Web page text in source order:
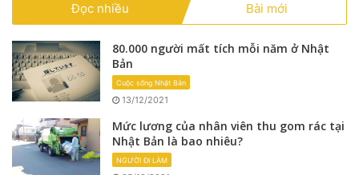
Đọc nhiều Bài mới
80.000 người mất tích mỗi năm ở Nhật
Bản
Cuộc sống Nhật Bản
13/12/2021
Mức lương của nhân viên thu gom rác tại
Nhật Bản là bao nhiêu?
NGƯỜI ĐI LÀM